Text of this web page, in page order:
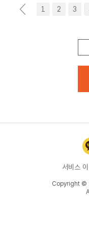
< 1 2 3
서비스
Copyright ©